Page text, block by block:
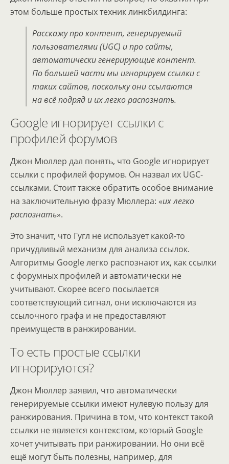
этом больше простых техник линкбилдинга:
Расскажу про контент, генерируемый
пользователями (UGC) и про сайты,
автоматически генерирующие контент.
По большей части мы игнорируем ссылки с
таких сайтов, поскольку они ссылаются
на всё подряд и их легко распознать.
Google игнорирует ссылки с
профилей форумов
Джон Мюллер дал понять, что Google игнорирует
ссылки с профилей форумов. Он назвал их UGC-
ссылками. Стоит также обратить особое внимание
на заключительную фразу Мюллера: «их легко
распознать».
Это значит, что Гугл не использует какой-то
причудливый механизм для анализа ссылок.
Алгоритмы Google легко распознают их, как ссылки
с форумных профилей и автоматически не
учитывают. Скорее всего посылается
соответствующий сигнал, они исключаются из
ссылочного графа и не предоставляют
преимуществ в ранжировании.
То есть простые ссылки
игнорируются?
Джон Мюллер заявил, что автоматически
генерируемые ссылки имеют нулевую пользу для
ранжирования. Причина в том, что контекст такой
ссылки не является контекстом, который Google
хочет учитывать при ранжировании. Но они всё
ещё могут быть полезны, например, для